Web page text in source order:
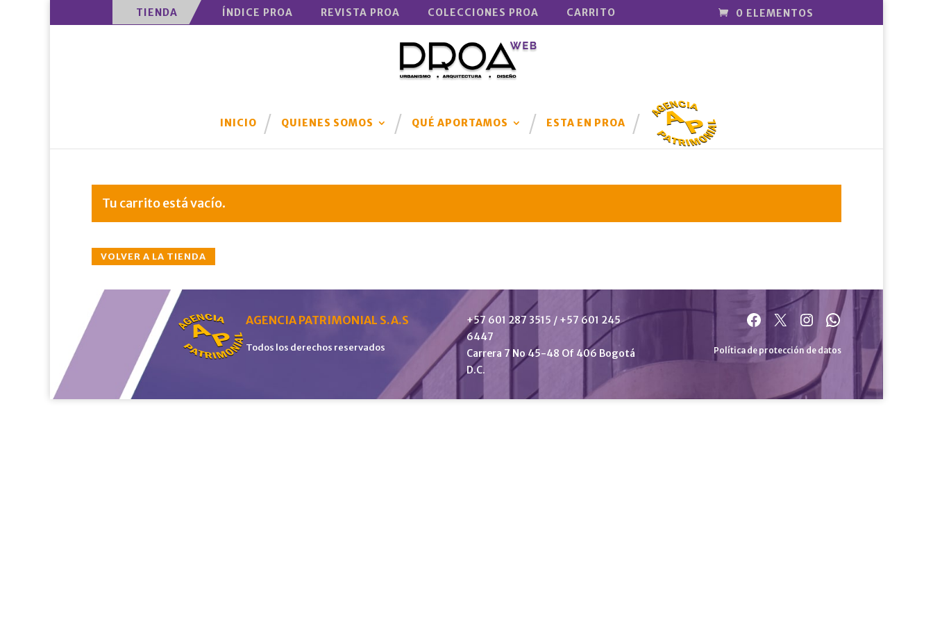
TIENDA ÍNDICE PROA REVISTA PROA COLECCIONES PROA CARRITO 0 ELEMENTOS
INICIO QUIENES SOMOS QUÉ APORTAMOS ESTA EN PROA
AGENCIA
PATRIMONI
AL
Tu carrito está vacío.
VOLVER A LA TIENDA
AGENCIA PATRIMONIAL S.A.S
Todos los derechos reservados
+57 601 287 3515 / +57 601 245
6447
Carrera 7 No 45-48 Of 406 Bogotá
D.C.
Facebook
X Instagram
WhatsApp
Política de protección de datos